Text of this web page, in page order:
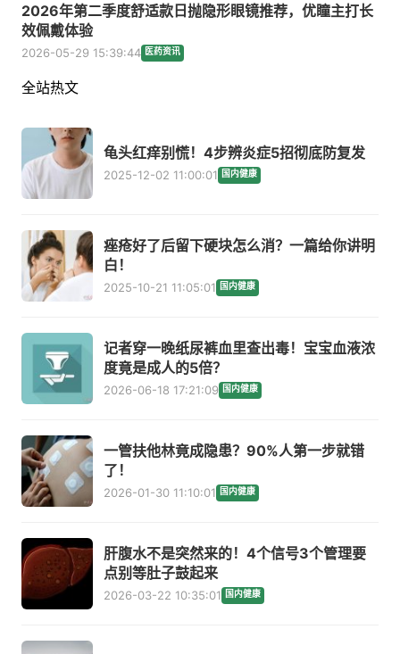
2026年第二季度舒适款日抛隐形眼镜推荐，优瞳主打长
效佩戴体验
2026-05-29 15:39:44 医药资讯
全站热文
龟头红痒别慌！4步辨炎症5招彻底防复发
2025-12-02 11:00:01 国内健康
痤疮好了后留下硬块怎么消？一篇给你讲明
白！
2025-10-21 11:05:01 国内健康
记者穿一晚纸尿裤血里查出毒！宝宝血液浓
度竟是成人的5倍？
2026-06-18 17:21:09 国内健康
一管扶他林竟成隐患？90%人第一步就错
了！
2026-01-30 11:10:01 国内健康
肝腹水不是突然来的！4个信号3个管理要
点别等肚子鼓起来
2026-03-22 10:35:01 国内健康